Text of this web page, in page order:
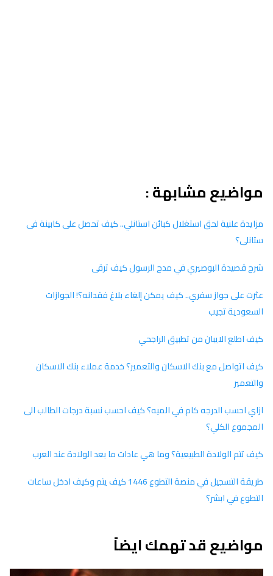
مواضيع مشابهة :
مزايدة علنية لحق استغلال كبائن استانلي.. كيف تحصل على كابينة فى
ستانلى؟
شرح قصيدة البوصيري في مدح الرسول كيف ترقى
عثرت على جواز سفري.. كيف يمكن إلغاء بلاغ فقدانه؟! الجوازات
السعودية تجيب
كيف اطلع الايبان من تطبيق الراجحي
كيف اتواصل مع بنك الاسكان والتعمير؟ خدمة عملاء بنك الاسكان
والتعمير
ازاي احسب الدرجه كام في الميه؟ كيف احسب نسبة درجات الطالب الى
المجموع الكلي؟
كيف تتم الولادة الطبيعية؟ وما هي عادات ما بعد الولادة عند العرب
طريقة التسجيل في منصة التطوع 1446 كيف يتم وكيف ادخل ساعات
التطوع في ابشر؟
مواضيع قد تهمك ايضاً